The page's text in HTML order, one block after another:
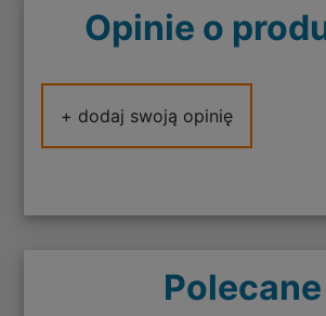
Opinie o
+ dodaj swoją opinię
Polecane